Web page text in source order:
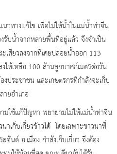
วทางแก้ไข เพื่อไม่ให้น้ำในแม่น้ำท่าจีน
รับน้ำจากหลายพื้นที่อยู่แล้ว จึงจำเป็น
เสียวลงจากที่เคยปล่อยน้ำออก 113
ห้เหลือ 100 ล้านลูกบาศก์เมตรต่อวัน
ประชาชน และเกษตรกรที่กำลังจะเก็บ
ายอำเภอ
มใช้แก้ปัญหา พยายามไม่ให้แม่น้ำท่าจีน
าเก็บเกี่ยวข้าวได้ โดยเฉพาะชาวนาที่
นต์ อ.เมือง กำลังเก็บเกี่ยว จึงต้อง